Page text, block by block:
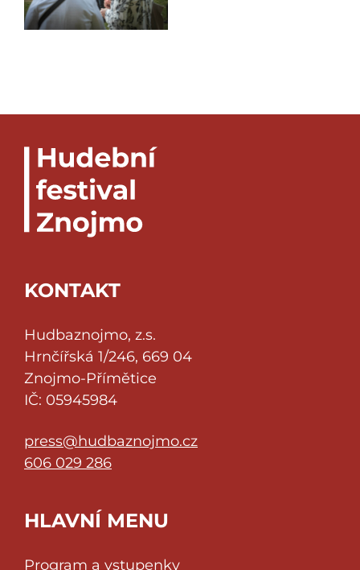
KONTAKT
Hudbaznojmo, z.s.
Hrnčířská 1/246, 669 04
Znojmo-Přímětice
IČ: 05945984
press@hudbaznojmo.cz
606 029 286
HLAVNÍ MENU
Program a vstupenky